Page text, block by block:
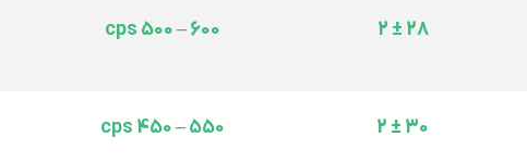
28 ± 2
600 – 500 cps
30 ± 2
550 – 450 cps